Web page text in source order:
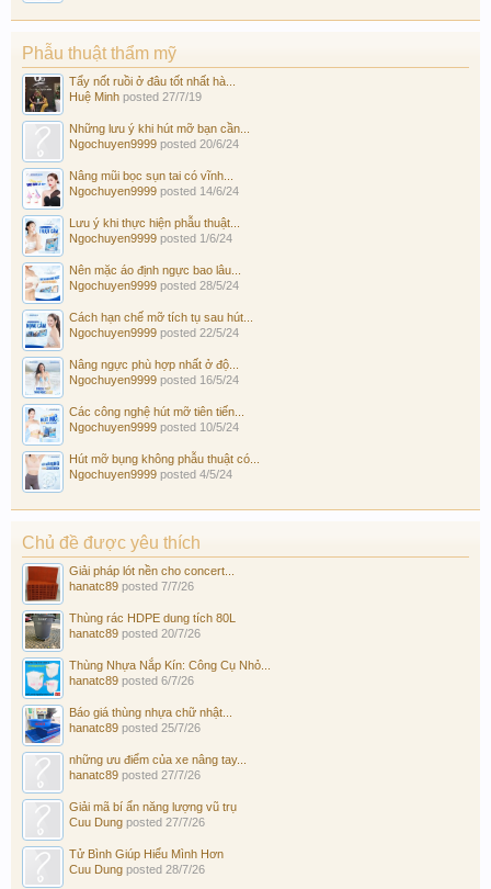
Phẫu thuật thẩm mỹ
Tẩy nốt ruồi ở đâu tốt nhất hà...
Huệ Minh posted 27/7/19
Những lưu ý khi hút mỡ bạn cần...
Ngochuyen9999 posted 20/6/24
Nâng mũi bọc sụn tai có vĩnh...
Ngochuyen9999 posted 14/6/24
Lưu ý khi thực hiện phẫu thuật...
Ngochuyen9999 posted 1/6/24
Nên mặc áo định ngực bao lâu...
Ngochuyen9999 posted 28/5/24
Cách hạn chế mỡ tích tụ sau hút...
Ngochuyen9999 posted 22/5/24
Nâng ngực phù hợp nhất ở độ...
Ngochuyen9999 posted 16/5/24
Các công nghệ hút mỡ tiên tiến...
Ngochuyen9999 posted 10/5/24
Hút mỡ bụng không phẫu thuật có...
Ngochuyen9999 posted 4/5/24
Chủ đề được yêu thích
Giải pháp lót nền cho concert...
hanatc89 posted 7/7/26
Thùng rác HDPE dung tích 80L
hanatc89 posted 20/7/26
Thùng Nhựa Nắp Kín: Công Cụ Nhỏ...
hanatc89 posted 6/7/26
Báo giá thùng nhựa chữ nhật...
hanatc89 posted 25/7/26
những ưu điểm của xe nâng tay...
hanatc89 posted 27/7/26
Giải mã bí ẩn năng lượng vũ trụ
Cuu Dung posted 27/7/26
Tử Bình Giúp Hiểu Mình Hơn
Cuu Dung posted 28/7/26